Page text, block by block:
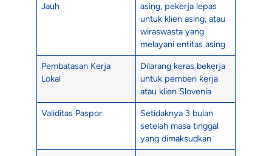
Jauh
asing, pekerja lepas
untuk klien asing, atau
wiraswasta yang
melayani entitas asing
Pembatasan Kerja
Lokal
Dilarang keras bekerja
untuk pemberi kerja
atau klien Slovenia
Validitas Paspor
Setidaknya 3 bulan
setelah masa tinggal
yang dimaksudkan